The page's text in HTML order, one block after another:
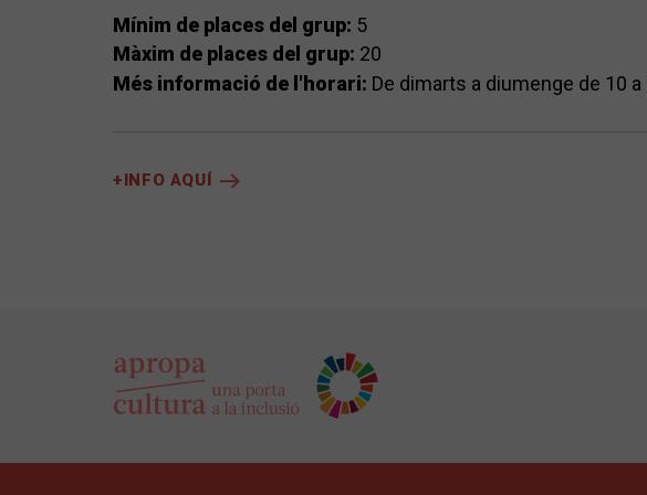
Mínim de places del grup: 5
Màxim de places del grup: 20
Més informació de l'horari: De dimarts a diumenge de 10 a
+INFO AQUÍ